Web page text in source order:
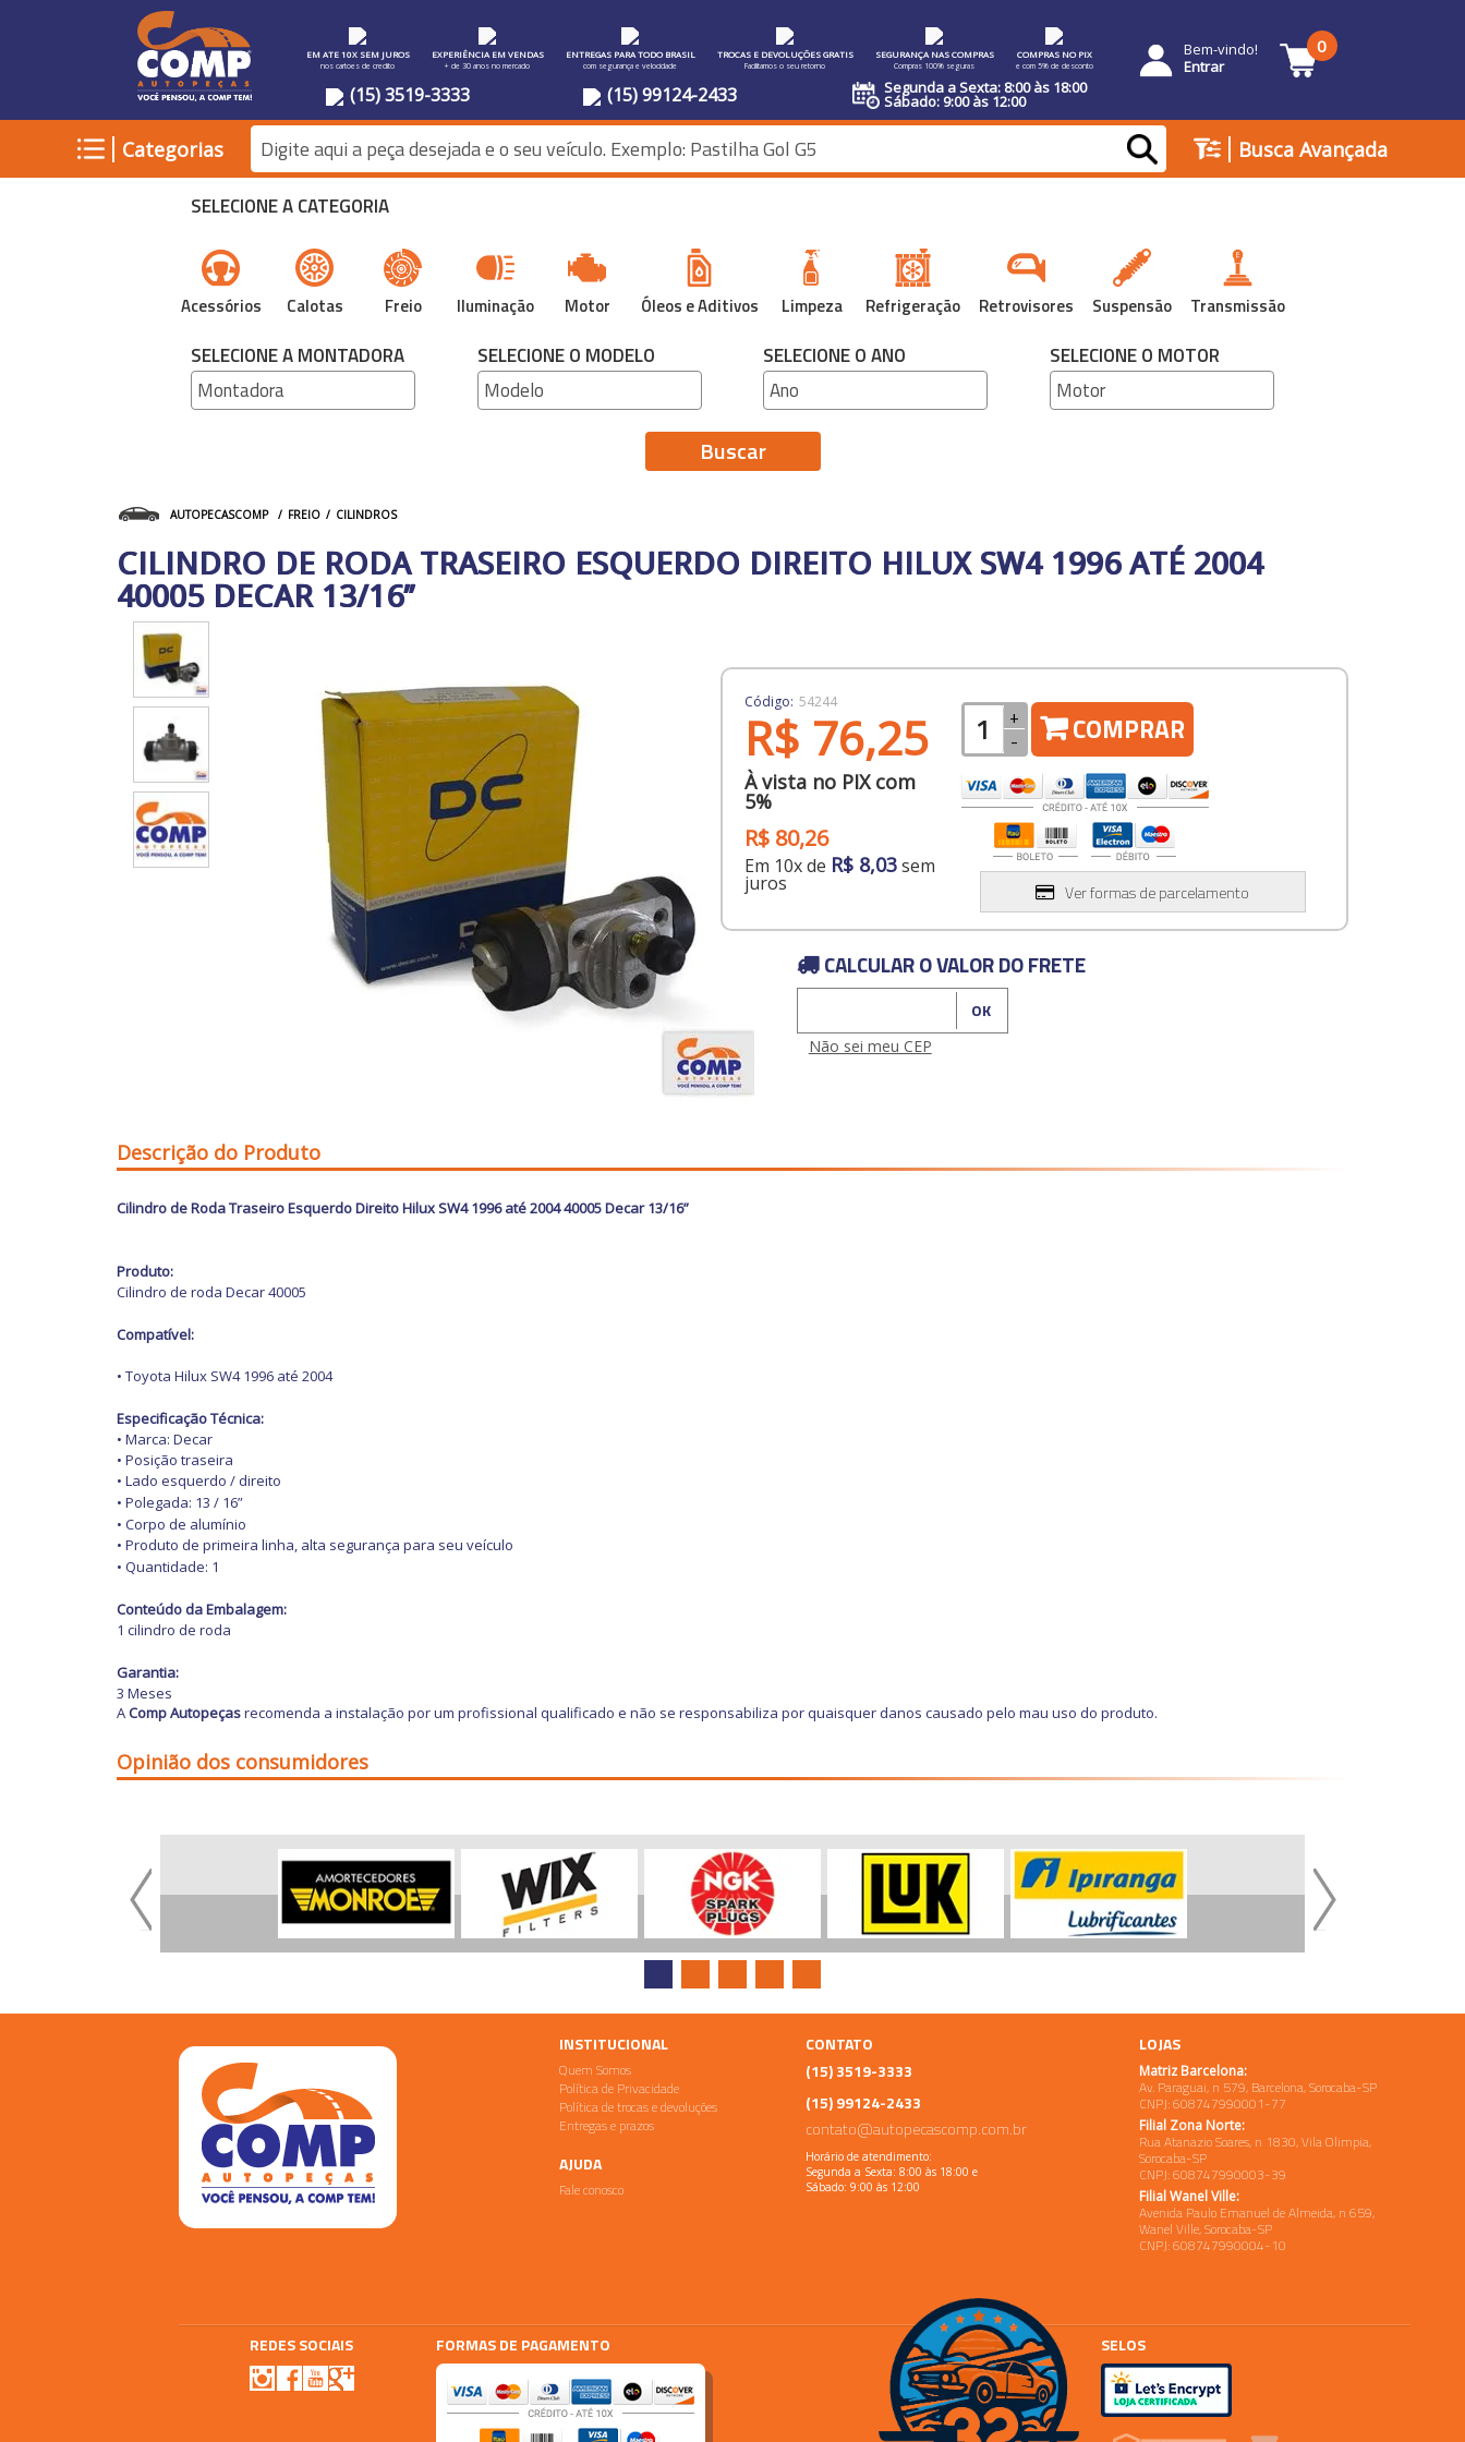
EM ATE 10X SEM JUROS
nos cartoes de credito
EXPERIÊNCIA EM VENDAS
+ de 30 anos no mercado
ENTREGAS PARA TODO BRASIL
com segurança e velocidade
TROCAS E DEVOLUÇÕES GRATIS
Facilitamos o seu retorno
SEGURANÇA NAS COMPRAS
Compras 100% seguras
COMPRAS NO PIX
e com 5% de desconto
(15) 3519-3333 (15) 99124-2433 Segunda a Sexta: 8:00 às 18:00
Sábado: 9:00 às 12:00
Bem-vindo!
Entrar
0
| Categorias | Busca Avançada
SELECIONE A CATEGORIA
Acessórios Calotas Freio Iluminação Motor Óleos e Aditivos Limpeza Refrigeração Retrovisores Suspensão Transmissão
SELECIONE A MONTADORA SELECIONE O MODELO SELECIONE O ANO SELECIONE O MOTOR
Buscar
AUTOPECASCOMP FREIO CILINDROS
CILINDRO DE RODA TRASEIRO ESQUERDO DIREITO HILUX SW4 1996 ATÉ 2004
40005 DECAR 13/16”
Código: 54244
R$ 76,25
À vista no PIX com
5%
R$ 80,26
Em 10x de R$ 8,03sem
juros
+
-
COMPRAR
Ver formas de parcelamento
CALCULAR O VALOR DO FRETE
Não sei meu CEP
Descrição do Produto
Cilindro de Roda Traseiro Esquerdo Direito Hilux SW4 1996 até 2004 40005 Decar 13/16”
Produto:
Cilindro de roda Decar 40005
Compatível:
• Toyota Hilux SW4 1996 até 2004
Especificação Técnica:
• Marca: Decar
• Posição traseira
• Lado esquerdo / direito
• Polegada: 13 / 16”
• Corpo de alumínio
• Produto de primeira linha, alta segurança para seu veículo
• Quantidade: 1
Conteúdo da Embalagem:
1 cilindro de roda
Garantia:
3 Meses
AComp Autopeçasrecomenda a instalação por um profissional qualificado e não se responsabiliza por quaisquer danos causado pelo mau uso do produto.
Opinião dos consumidores
INSTITUCIONAL
Quem Somos
Política de Privacidade
Política de trocas e devoluções
Entregas e prazos
AJUDA
Fale conosco
CONTATO
(15) 3519-3333
(15) 99124-2433
contato@autopecascomp.com.br
Horário de atendimento:
Segunda a Sexta: 8:00 às 18:00 e
Sábado: 9:00 às 12:00
LOJAS
Matriz Barcelona:
Av. Paraguai, n 579, Barcelona, Sorocaba-SP
CNPJ: 608747990001-77
Filial Zona Norte:
Rua Atanazio Soares, n 1830, Vila Olimpia,
Sorocaba-SP
CNPJ: 608747990003-39
Filial Wanel Ville:
Avenida Paulo Emanuel de Almeida, n 659,
Wanel Ville, Sorocaba-SP
CNPJ: 608747990004-10
REDES SOCIAIS FORMAS DE PAGAMENTO SELOS